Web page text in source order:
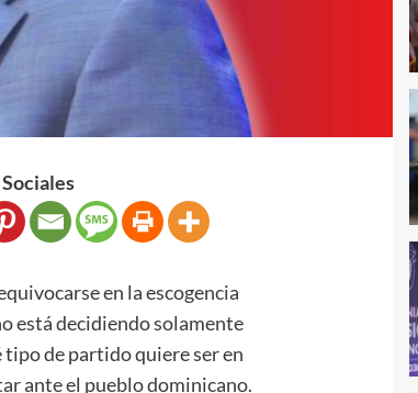
en la escogencia
está decidiendo solamente
de partido quiere ser en
ante el pueblo dominicano.